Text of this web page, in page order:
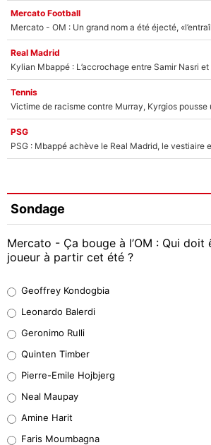
Mercato Football
Real Madrid
Tennis
PSG
PSG : Mbappé achève le Real Madrid, le vestiaire
Sondage
Mercato - Ça bouge à l’OM : Qui doit
joueur à partir cet été ?
38%
32%
4%
1%
Geoffrey Kondogbia
Leonardo Balerdi
Geronimo Rulli
Quinten Timber
Pierre-Emile Hojbjerg
Neal Maupay
Amine Harit
Faris Moumbagna